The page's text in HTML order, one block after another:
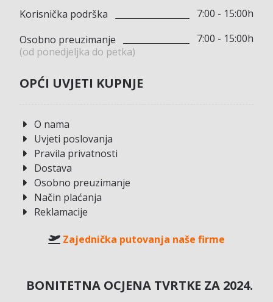
Korisnička podrška
7:00 - 15:00h
Osobno preuzimanje
(od ponedjeljka do petka)
7:00 - 15:00h
OPĆI UVJETI KUPNJE
O nama
Uvjeti poslovanja
Pravila privatnosti
Dostava
Osobno preuzimanje
Način plaćanja
Reklamacije
Zajednička putovanja naše firme
BONITETNA OCJENA TVRTKE ZA 2024.